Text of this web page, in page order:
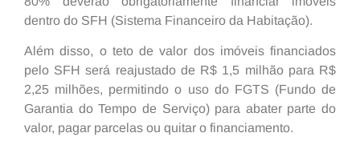
dentro do SFH (Sistema Financeiro da Habitação).
Além disso, o teto de valor dos imóveis financiados
pelo SFH será reajustado de R$ 1,5 milhão para R$
2,25 milhões, permitindo o uso do FGTS (Fundo de
Garantia do Tempo de Serviço) para abater parte do
valor, pagar parcelas ou quitar o financiamento.